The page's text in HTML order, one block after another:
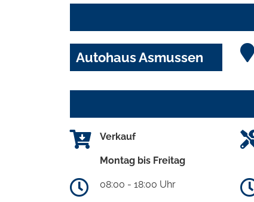
Autohaus Asmussen
Verkauf
Montag bis Freitag
08:00 - 18:00 Uhr